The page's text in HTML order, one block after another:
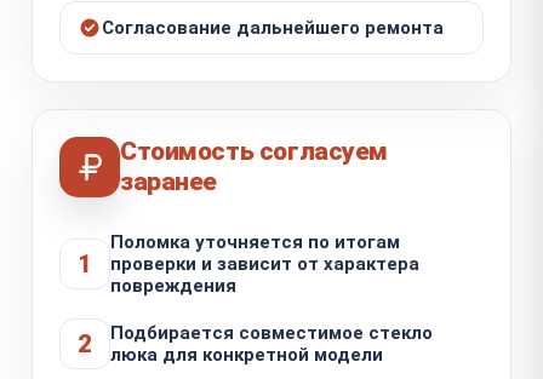
Согласование дальнейшего ремонта
Стоимость согласуем
заранее
1
Поломка уточняется по итогам
проверки и зависит от характера
повреждения
2
Подбирается совместимое стекло
люка для конкретной модели